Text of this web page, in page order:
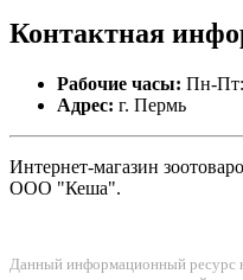
Контактная
Рабочие часы: Пн-Пт:
Адрес: г. Пермь
Интернет-магазин
ООО "Кеша".
Данный информационный ресурс